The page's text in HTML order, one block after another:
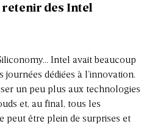
retenir des Intel
Intel avait beaucoup
dédiées à l’innovation.
un peu plus aux technologies
et, au final, tous les
peut être plein de surprises et